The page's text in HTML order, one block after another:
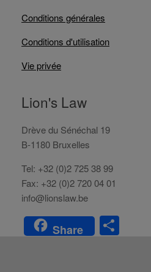
Conditions générales
Conditions d'utilisation
Vie privée
Lion's Law
Drève du Sénéchal 19
B-1180 Bruxelles
Tel: +32 (0)2 725 38 99
Fax: +32 (0)2 720 04 01
info@lionslaw.be
Share